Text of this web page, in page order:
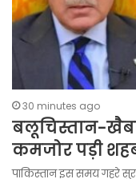
30 minutes ago
बलूचिस्तान-
कमजोर पड़ी
पाकिस्तान इस समय गहरे